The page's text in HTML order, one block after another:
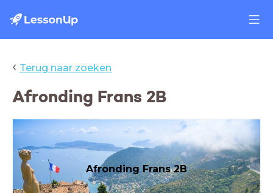
‹ Terug naar zoeken
Afronding Frans 2B
Afronding Frans 2B